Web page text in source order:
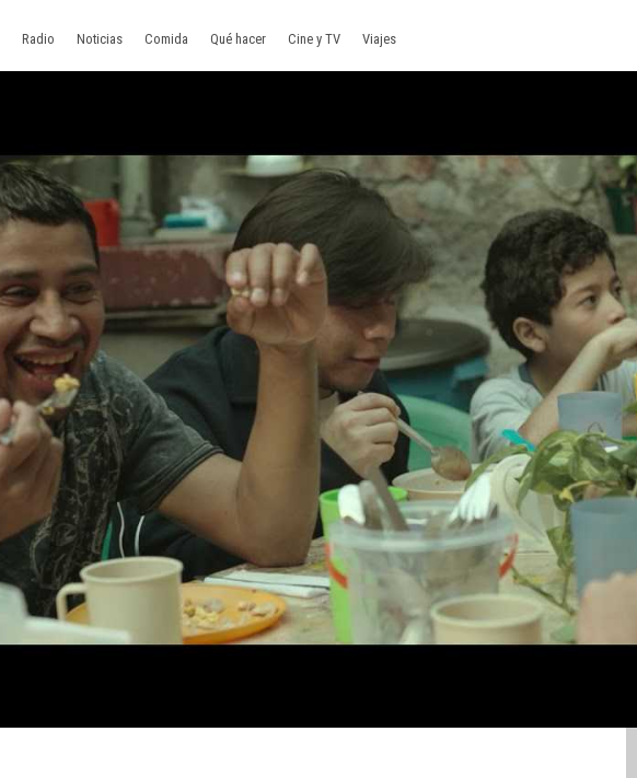
Radio Noticias Comida Qué hacer Cine y TV Viajes